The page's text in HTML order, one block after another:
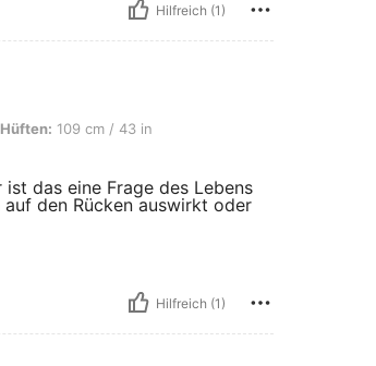
Hilfreich (1)
in, Taille: 75 cm / 30 in, Brust: 93 cm / 37 in, Farbe:
Hüften: 109 cm / 43 in
das eine Frage des Lebens
den Rücken auswirkt oder
Hilfreich (1)